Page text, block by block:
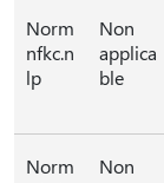
Norm
nfkc.n
lp
Non
applica
ble
Norm
Non